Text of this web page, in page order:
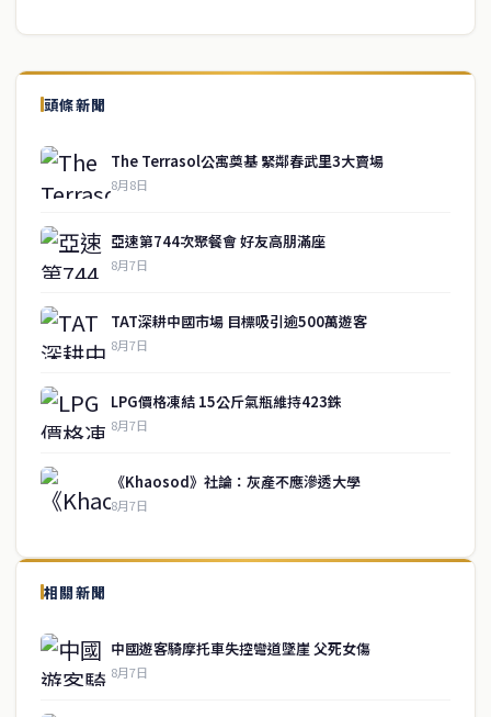
頭條新聞
The Terrasol公寓奠基 緊鄰春武里3大賣場
8月8日
亞速第744次聚餐會 好友高朋滿座
8月7日
TAT深耕中國市場 目標吸引逾500萬遊客
8月7日
LPG價格凍結 15公斤氣瓶維持423銖
8月7日
《Khaosod》社論：灰產不應滲透大學
8月7日
相關新聞
中國遊客騎摩托車失控彎道墜崖 父死女傷
8月7日
泰國中文新聞（TCN）是一家總部設於曼谷的中文新聞媒體，致力於
報導泰國當地政治、經濟、華人社群與社會時事，為在泰華人讀者提
service@thaichinesenews.com ↑ 回到頂端